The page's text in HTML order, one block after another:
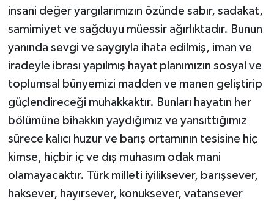
insani değer yargılarımızın özünde sabır, sadakat,
samimiyet ve sağduyu müessir ağırlıktadır. Bunun
yanında sevgi ve saygıyla ihata edilmiş, iman ve
iradeyle ibrası yapılmış hayat planımızın sosyal ve
toplumsal bünyemizi madden ve manen geliştirip
güçlendireceği muhakkaktır. Bunları hayatın her
bölümüne bihakkın yaydığımız ve yansıttığımız
sürece kalıcı huzur ve barış ortamının tesisine hiç
kimse, hiçbir iç ve dış muhasım odak mani
olamayacaktır. Türk milleti iyiliksever, barışsever,
haksever, hayırsever, konuksever, vatansever